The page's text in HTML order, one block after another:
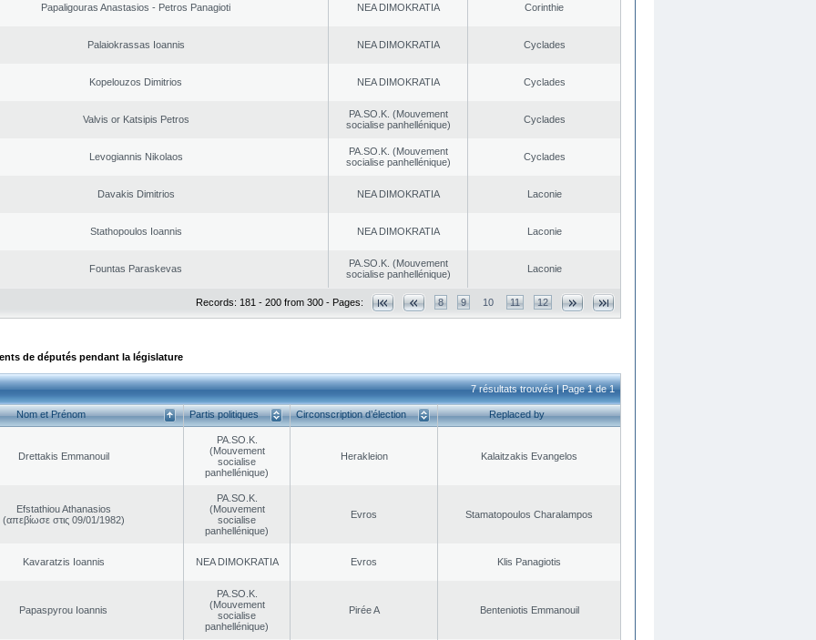
Papaligouras Anastasios - Petros Panagioti NEA DΙMOKRATIA Corinthie
Palaiokrassas Ioannis NEA DΙMOKRATIA Cyclades
Kopelouzos Dimitrios NEA DΙMOKRATIA Cyclades
Valvis or Katsipis Petros
PA.SO.K. (Mouvement
socialise panhellénique)
Cyclades
Levogiannis Nikolaos
PA.SO.K. (Mouvement
socialise panhellénique)
Cyclades
Davakis Dimitrios NEA DΙMOKRATIA Laconie
Stathopoulos Ioannis NEA DΙMOKRATIA Laconie
Fountas Paraskevas
PA.SO.K. (Mouvement
socialise panhellénique)
Laconie
Records: 181 - 200 from 300 - Pages: 8 9 10 11 12
de députés pendant la législature
7 résultats trouvés | Page 1 de 1
Nom et Prénom Partis politiques Circonscription d’élection Replaced by
Drettakis Emmanouil
PA.SO.K.
(Mouvement
socialise
panhellénique)
Herakleion Kalaitzakis Evangelos
Efstathiou Athanasios
(απεβίωσε στις 09/01/1982)
PA.SO.K.
(Mouvement
socialise
panhellénique)
Evros Stamatopoulos Charalampos
Kavaratzis Ioannis NEA DΙMOKRATIA Evros Klis Panagiotis
Papaspyrou Ioannis
PA.SO.K.
(Mouvement
socialise
panhellénique)
Pirée A Benteniotis Emmanouil